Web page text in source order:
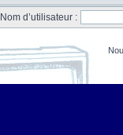
Nom d’utilisateur :